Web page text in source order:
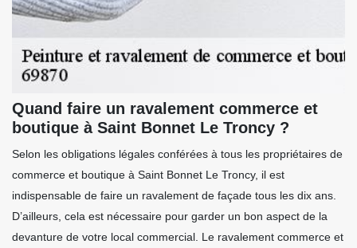
Quand faire un ravalement commerce et
boutique à Saint Bonnet Le Troncy ?
Selon les obligations légales conférées à tous les propriétaires de
commerce et boutique à Saint Bonnet Le Troncy, il est
indispensable de faire un ravalement de façade tous les dix ans.
D’ailleurs, cela est nécessaire pour garder un bon aspect de la
devanture de votre local commercial. Le ravalement commerce et